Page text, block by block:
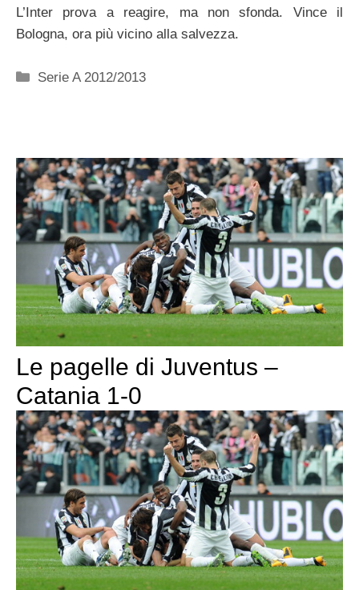
L’Inter prova a reagire, ma non sfonda. Vince il
Bologna, ora più vicino alla salvezza.
Categorie
Serie A 2012/2013
Le pagelle di Juventus –
Catania 1-0